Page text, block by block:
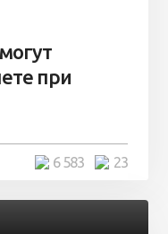
при
23
6 583